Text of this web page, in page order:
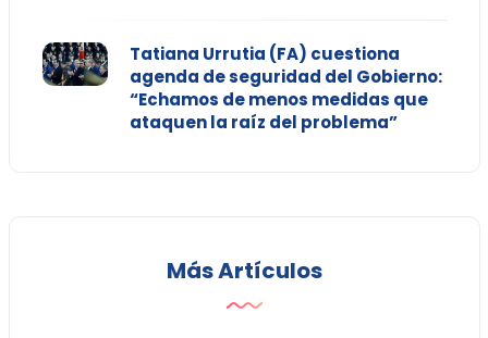
Tatiana Urrutia (FA) cuestiona
agenda de seguridad del Gobierno:
“Echamos de menos medidas que
ataquen la raíz del problema”
Más Artículos